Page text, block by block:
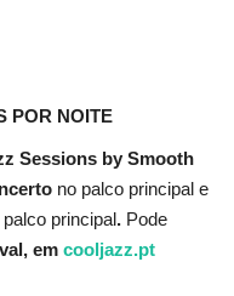
POR NOITE
Sessions by Smooth
no palco principal e
palco principal. Pode
em cooljazz.pt